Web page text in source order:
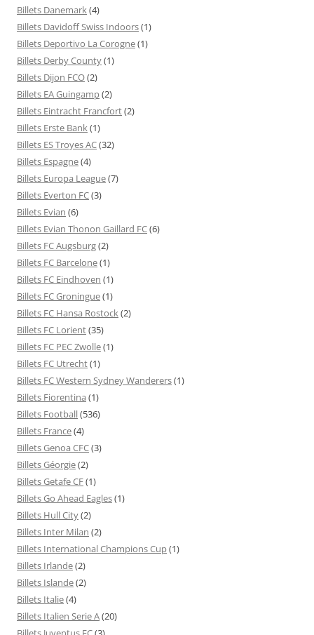
Billets Danemark(4)
Billets Davidoff Swiss Indoors(1)
Billets Deportivo La Corogne(1)
Billets Derby County(1)
Billets Dijon FCO(2)
Billets EA Guingamp(2)
Billets Eintracht Francfort(2)
Billets Erste Bank(1)
Billets ES Troyes AC(32)
Billets Espagne(4)
Billets Europa League(7)
Billets Everton FC(3)
Billets Evian (6)
Billets Evian Thonon Gaillard FC(6)
Billets FC Augsburg(2)
Billets FC Barcelone(1)
Billets FC Eindhoven (1)
Billets FC Groningue(1)
Billets FC Hansa Rostock(2)
Billets FC Lorient(35)
Billets FC PEC Zwolle(1)
Billets FC Utrecht(1)
Billets FC Western Sydney Wanderers(1)
Billets Fiorentina (1)
Billets Football(536)
Billets France(4)
Billets Genoa CFC(3)
Billets Géorgie(2)
Billets Getafe CF(1)
Billets Go Ahead Eagles(1)
Billets Hull City(2)
Billets Inter Milan (2)
Billets International Champions Cup(1)
Billets Irlande(2)
Billets Islande(2)
Billets Italie(4)
Billets Italien Serie A(20)